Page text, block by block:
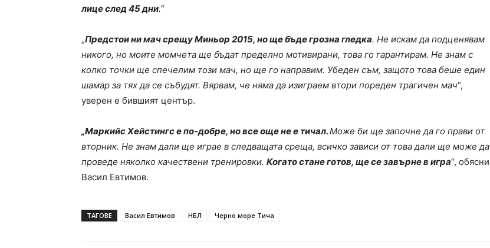
лице след 45 дни.“
„Предстои ни мач срещу Миньор 2015, но ще бъде грозна гледка. Не искам да подценявам
никого, но моите момчета ще бъдат пределно мотивирани, това го гарантирам. Не знам с
колко точки ще спечелим този мач, но ще го направим. Убеден съм, защото това беше един
шамар за тях да се събудят. Вярвам, че няма да изиграем втори пореден трагичен мач“,
уверен е бившият център.
„Маркийс Хейстингс е по-добре, но все още не е тичал.Може би ще започне да го прави от
вторник. Не знам дали ще играе в следващата среща, всичко зависи от това дали ще може да
проведе няколко качествени тренировки. Когато стане готов, ще се завърне в игра“, обясни
Васил Евтимов.
ТАГОВЕ Васил Евтимов НБЛ Черно море Тича